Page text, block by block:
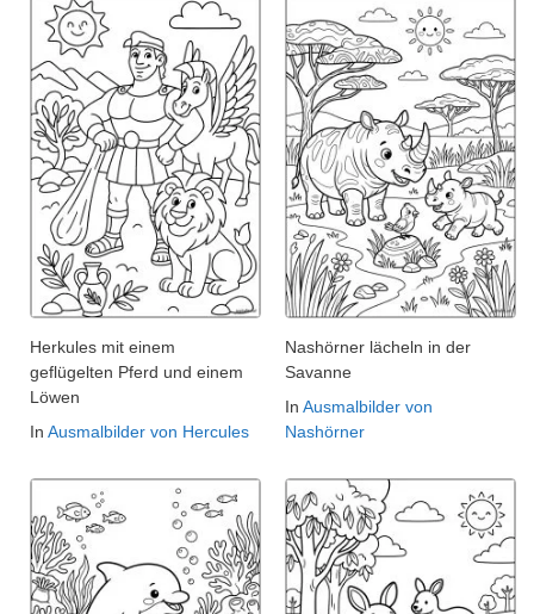
Herkules mit einem
geflügelten Pferd und einem
Löwen
In Ausmalbilder von Hercules
Nashörner lächeln in der
Savanne
In Ausmalbilder von
Nashörner